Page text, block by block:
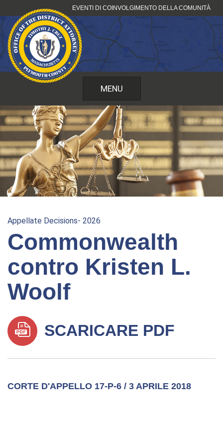
al
contenuto
EVENTI DI COINVOLGIMENTO DELLA COMUNITÀ
MENU
Appellate Decisions- 2026
Commonwealth
contro Kristen L.
Woolf
SCARICARE PDF
CORTE D'APPELLO 17-P-6 / 3 APRILE 2018